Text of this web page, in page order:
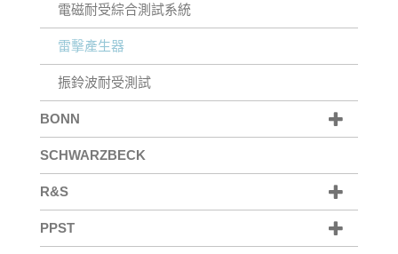
電磁耐受綜合測試系統
雷擊產生器
振鈴波耐受測試
BONN
SCHWARZBECK
R&S
PPST